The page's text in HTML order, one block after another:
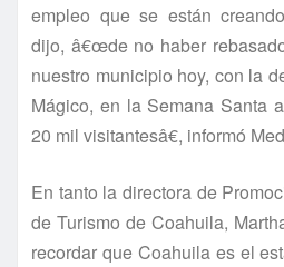
empleo que se están
dijo, â€œde no haber
nuestro municipio hoy, con la
Mágico, en la Semana Santa
20 mil visitantesâ€, informó
En tanto la directora de
de Turismo de Coahuila,
recordar que Coahuila es el